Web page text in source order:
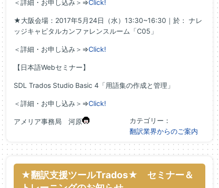
＜詳細・お申し込み＞⇒Click!
★大阪会場：2017年5月24日（水）13:30~16:30｜於： ナレ
ッジキャピタルカンファレンスルーム「C05」
＜詳細・お申し込み＞⇒Click!
【日本語Webセミナー】
SDL Trados Studio Basic 4「用語集の作成と管理」
＜詳細・お申し込み＞⇒Click!
アメリア事務局 河原
カテゴリー：
翻訳業界からのご案内
★翻訳支援ツールTrados★ セミナー＆